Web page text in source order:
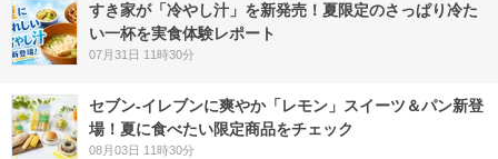
すき家が「冷やし汁」を新発売！夏限定のさっぱり冷た
い一杯を実食体験レポート
07月31日 11時30分
セブン‐イレブンに爽やか「レモン」スイーツ＆パン新登
場！夏に食べたい限定商品をチェック
08月03日 11時30分